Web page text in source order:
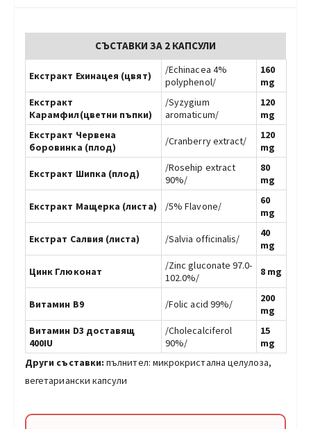
СЪСТАВКИ ЗА 2 КАПСУЛИ
Екстракт Ехинацея (цвят)
/Echinacea 4%
polyphenol/
160
mg
Екстракт
Карамфил(цветни пъпки)
/Syzygium
aromaticum/
120
mg
Екстракт Червена
боровинка (плод)
/Cranberry еxtract/
120
mg
Екстракт Шипка (плод)
/Rosehip еxtract
90%/
80
mg
Eкстракт Мащерка (листа) /5% Flavonе/
60
mg
Екстрат Салвия (листа) /Salvia officinalis/
40
mg
Цинк Глюконат
/Zinc gluconate 97.0-
102.0%/
8 mg
Витамин B9 /Folic acid 99%/
200
mg
Витамин D3 доставящ
400IU
/Cholecalciferol
90%/
15
mg
Други съставки: пълнител: микрокристална целулоза,
вегетариански капсули